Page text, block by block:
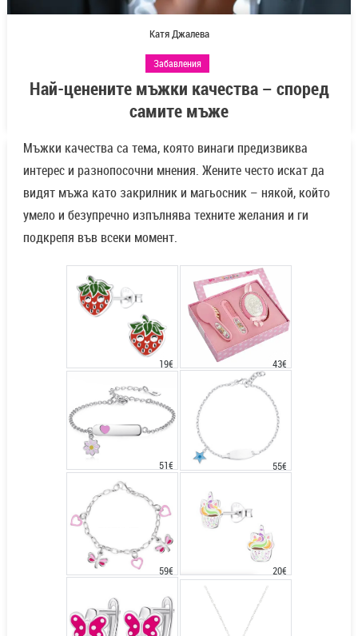
Катя Джалева
Забавления
Най-ценените мъжки качества – според
самите мъже
Мъжки качества са тема, която винаги предизвиква
интерес и разнопосочни мнения. Жените често искат да
видят мъжа като закрилник и магьосник – някой, който
умело и безупречно изпълнява техните желания и ги
подкрепя във всеки момент.
19€ 43€
51€ 55€
59€ 20€